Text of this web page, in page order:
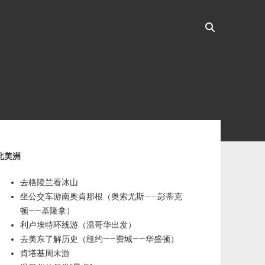
美洲
去格陵兰看冰山
坐公交车游南奥肯那根（奥索尤斯——彭蒂克
顿——基隆拿）
利卢埃特环线游（温哥华出发）
去美东了解历史（纽约——费城——华盛顿）
肯塔基周末游